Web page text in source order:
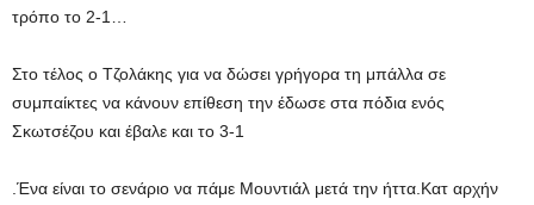
τρόπο το 2-1…
Στο τέλος ο Τζολάκης για να δώσει γρήγορα τη μπάλλα σε
συμπαίκτες να κάνουν επίθεση την έδωσε στα πόδια ενός
Σκωτσέζου και έβαλε και το 3-1
.Ένα είναι το σενάριο να πάμε Μουντιάλ μετά την ήττα.Κατ αρχήν